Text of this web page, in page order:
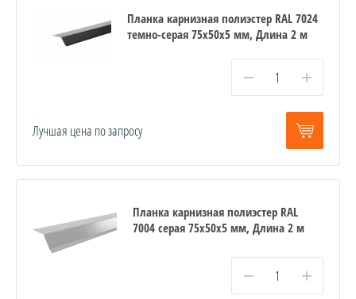
Планка карнизная полиэстер RAL 7024
темно-серая 75х50х5 мм, Длина 2 м
− +
Лучшая цена по запросу
Планка карнизная полиэстер RAL
7004 серая 75х50х5 мм, Длина 2 м
− +